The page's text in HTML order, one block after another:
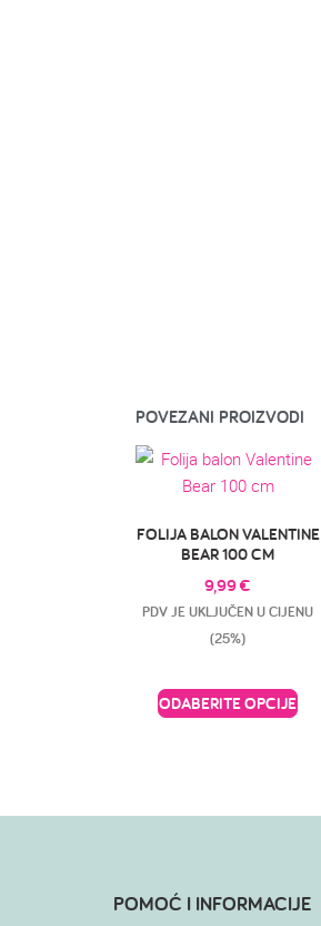
POVEZANI PROIZVODI
FOLIJA BALON VALENTINE
BEAR 100 CM
9,99€
PDV JE UKLJUČEN U CIJENU
(25%)
ODABERITE OPCIJE
POMOĆ I INFORMACIJE